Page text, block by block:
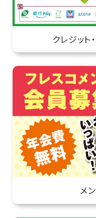
クレジット
メ